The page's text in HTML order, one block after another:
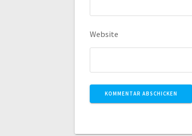
Website